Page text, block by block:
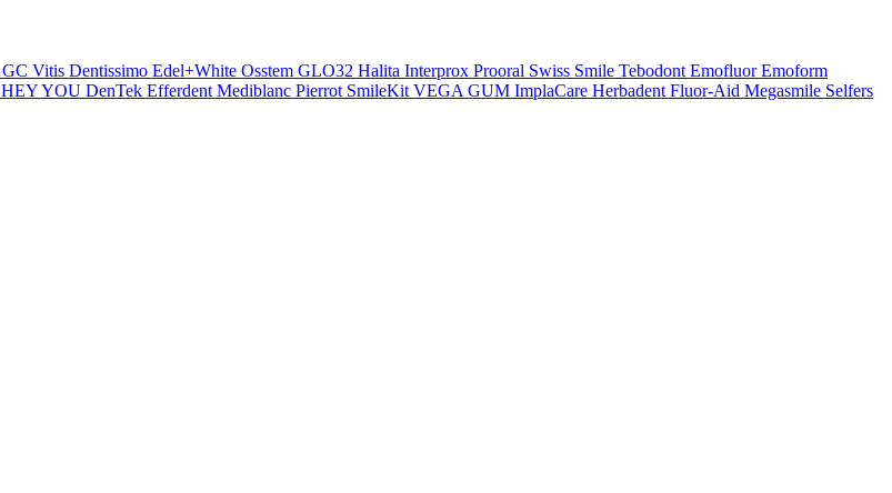
GC Vitis Dentissimo Edel+White Osstem GLO32 Halita Interprox Prooral Swiss Smile Tebodont Emofluor Emoform
HEY YOU DenTek Efferdent Mediblanc Pierrot SmileKit VEGA GUM ImplaCare Herbadent Fluor-Aid Megasmile Selfers